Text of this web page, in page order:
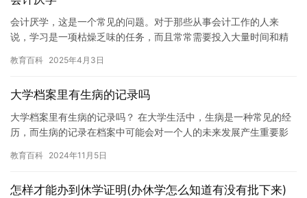
会计厌学，这是一个常见的问题。对于那些从事会计工作的人来
说，学习是一项枯燥乏味的任务，而且常常需要投入大量时间和精
业的财务…
教育百科 2025年4月3日
大学档案里有生病的记录吗
大学档案里有生病的记录吗？ 在大学生活中，生病是一种常见的经
历，而生病的记录在档案中可能会对一个人的未来发展产生重要影
病过…
教育百科 2024年11月5日
怎样才能办到休学证明(办休学怎么知道有没有批下来)